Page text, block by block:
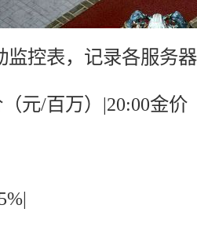
监控表，记录各服务
元/百万）|20:00金